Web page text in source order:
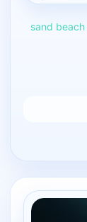
sand beach